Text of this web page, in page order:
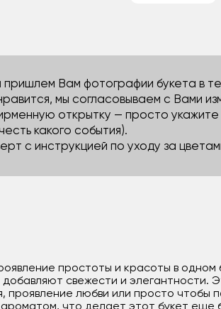
Вам фотографии букета в
мы согласовываем с Вами
открытку — просто укажите
какого события).
с инструкцией по уходу за
простоты и красоты в одном
свежести и элегантности.
любви или просто чтобы